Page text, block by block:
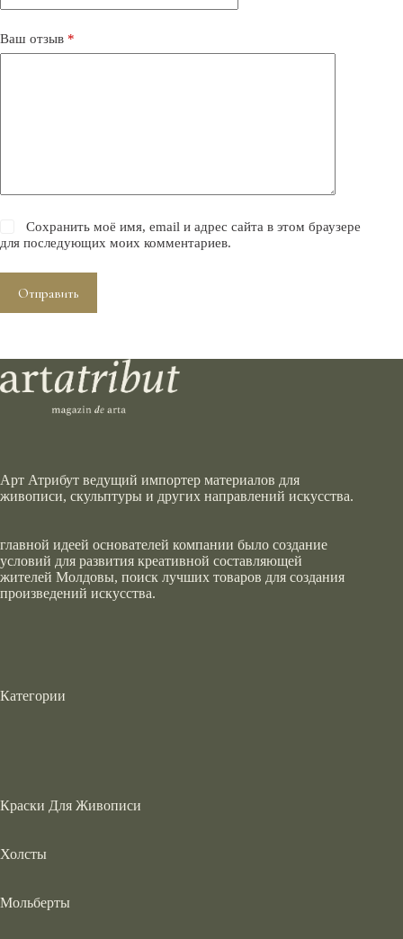
Ваш отзыв *
Сохранить моё имя, email и адрес сайта в этом браузере
для последующих моих комментариев.
Отправить
Арт Атрибут ведущий импортер материалов для
живописи, скульптуры и других направлений искусства.
главной идеей основателей компании было создание
условий для развития креативной составляющей
жителей Молдовы, поиск лучших товаров для создания
произведений искусства.
Категории
Краски Для Живописи
Холсты
Мольберты